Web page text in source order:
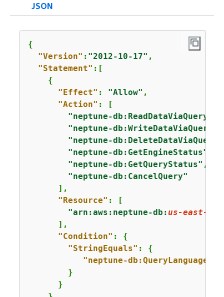
JSON
{
"Version" : "2012-10-17" ,
"Statement" :[
{
"Effect" : "Allow" ,
"Action" : [
"neptune-db:ReadDataViaQuery"
"neptune-db:WriteDataViaQuery"
"neptune-db:DeleteDataViaQuery"
"neptune-db:GetEngineStatus"
"neptune-db:GetQueryStatus" ,
"neptune-db:CancelQuery"
      ],
"Resource" : [
"arn:aws:neptune-db:us-east-1
      ],
"Condition" : {
"StringEquals" : {
"neptune-db:QueryLanguage"
        }
      }